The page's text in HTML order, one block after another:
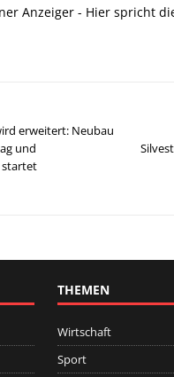
Anzeiger - Hier spricht
erweitert: Neubau
und
startet
THEMEN
Wirtschaft
Sport